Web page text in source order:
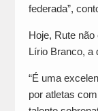
federada”,
Hoje, Rute
Lírio Branco, a
“É uma
por atletas